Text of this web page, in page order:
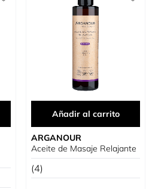
Añadir al carrito
ARGANOUR
Aceite de Masaje Relajante
(4)